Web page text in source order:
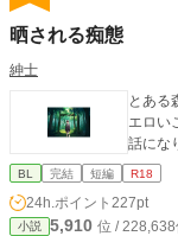
晒される痴態
紳士
とある
エロい
BL 完結 短編 R18
24h.ポイント 227pt
小説 5,910 位 /